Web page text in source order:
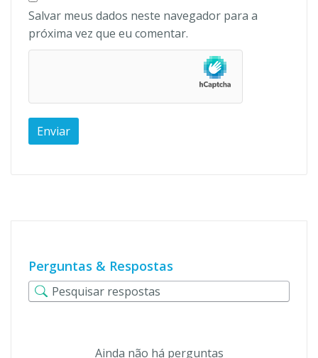
Salvar meus dados neste navegador para a
próxima vez que eu comentar.
Perguntas & Respostas
Ainda não há perguntas